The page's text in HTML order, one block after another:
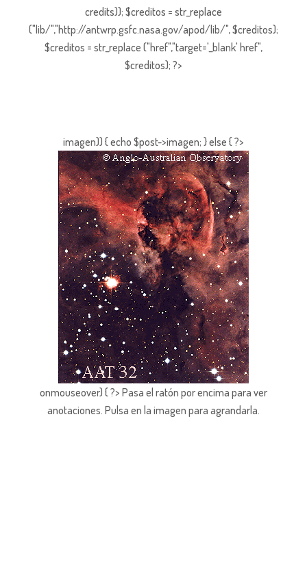
credits)); $creditos = str_replace
("lib/","http://antwrp.gsfc.nasa.gov/apod/lib/", $creditos);
$creditos = str_replace ("href","target='_blank' href",
$creditos); ?>
imagen)) { echo $post->imagen; } else { ?>
onmouseover) { ?> Pasa el ratón por encima para ver
anotaciones. Pulsa en la imagen para agrandarla.